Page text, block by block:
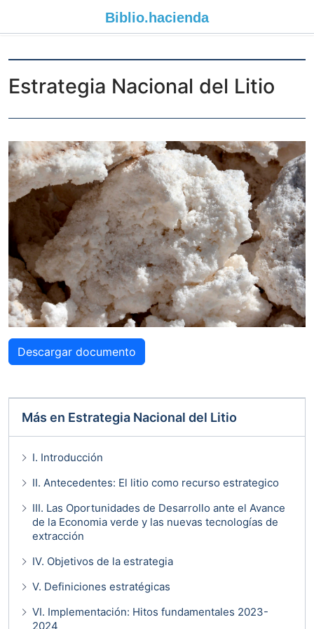
Biblio. hacienda
Estrategia Nacional del Litio
Descargar documento
Más en Estrategia Nacional del Litio
I. Introducción
II. Antecedentes: El litio como recurso estrategico
III. Las Oportunidades de Desarrollo ante el Avance
de la Economia verde y las nuevas tecnologías de
extracción
IV. Objetivos de la estrategia
V. Definiciones estratégicas
VI. Implementación: Hitos fundamentales 2023-
2024